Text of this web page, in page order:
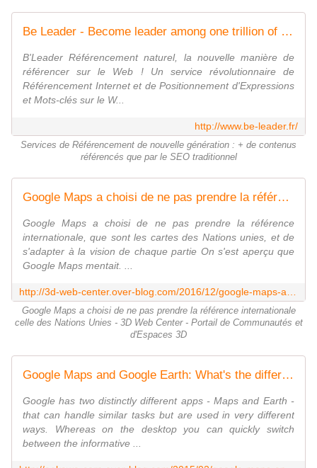
Be Leader - Become leader among one trillion of Web pages - Energized by New3S
B'Leader Référencement naturel, la nouvelle manière de
référencer sur le Web ! Un service révolutionnaire de
Référencement Internet et de Positionnement d'Expressions
et Mots-clés sur le W...
http://www.be-leader.fr/
Services de Référencement de nouvelle génération : + de contenus
référencés que par le SEO traditionnel
Google Maps a choisi de ne pas prendre la référence internationale celle des Nations Unies - 3D Web Center - Portail de Communautés et d'Espaces 3D
Google Maps a choisi de ne pas prendre la référence
internationale, que sont les cartes des Nations unies, et de
s'adapter à la vision de chaque partie On s'est aperçu que
Google Maps mentait. ...
Google Maps a choisi de ne pas prendre la référence internationale
celle des Nations Unies - 3D Web Center - Portail de Communautés et
d'Espaces 3D
Google Maps and Google Earth: What's the difference? - OOKAWA Corp.
Google has two distinctly different apps - Maps and Earth -
that can handle similar tasks but are used in very different
ways. Whereas on the desktop you can quickly switch
between the informative ...